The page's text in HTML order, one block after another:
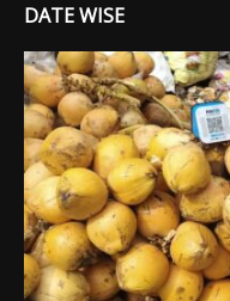
DATE WISE